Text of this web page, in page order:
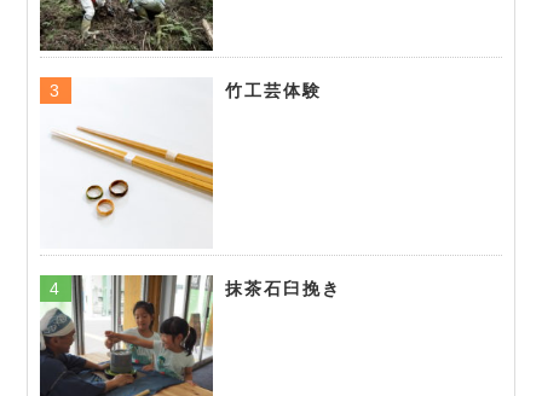
竹工芸体験
抹茶石臼挽き